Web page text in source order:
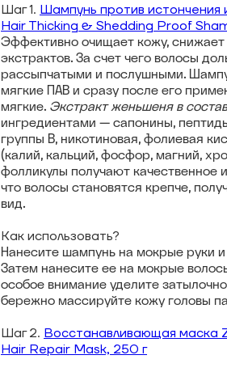
Шаг 1. Шампунь против истончения
Hair Thicking & Shedding Proof
Эффективно очищает кожу, снижает
экстрактов. За счет чего волосы
рассыпчатыми и послушными.
мягкие ПАВ и сразу после его
мягкие. Экстракт женьшеня в
ингредиентами — сапонины,
группы B, никотиновая, фолиевая
(калий, кальций, фосфор, магний,
фолликулы получают качественное
что волосы становятся крепче,
вид.
Как использовать?
Нанесите шампунь на мокрые руки и
Затем нанесите ее на мокрые
особое внимание уделите
бережно массируйте кожу головы
Шаг 2. Восстанавливающая маска
Hair Repair Mask, 250 г